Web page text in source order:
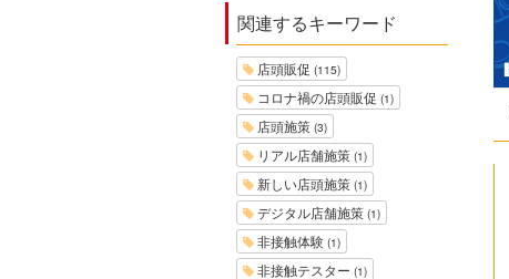
関連するキーワード
店頭販促 (115)
コロナ禍の店頭販促 (1)
店頭施策 (3)
リアル店舗施策 (1)
新しい店頭施策 (1)
デジタル店舗施策 (1)
非接触体験 (1)
非接触テスター (1)